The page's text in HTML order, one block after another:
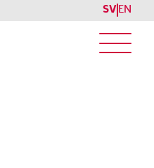
SV EN